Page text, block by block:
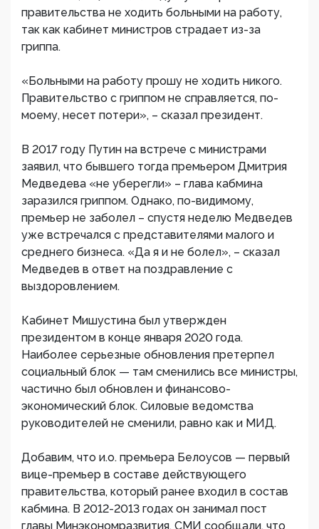
правительства не ходить больными на работу,
так как кабинет министров страдает из-за
гриппа.
«Больными на работу прошу не ходить никого.
Правительство с гриппом не справляется, по-
моему, несет потери», – сказал президент.
В 2017 году Путин на встрече с министрами
заявил, что бывшего тогда премьером Дмитрия
Медведева «не уберегли» – глава кабмина
заразился гриппом. Однако, по-видимому,
премьер не заболел – спустя неделю Медведев
уже встречался с представителями малого и
среднего бизнеса. «Да я и не болел», – сказал
Медведев в ответ на поздравление с
выздоровлением.
Кабинет Мишустина был утвержден
президентом в конце января 2020 года.
Наиболее серьезные обновления претерпел
социальный блок — там сменились все министры,
частично был обновлен и финансово-
экономический блок. Силовые ведомства
руководителей не сменили, равно как и МИД.
Добавим, что и.о. премьера Белоусов — первый
вице-премьер в составе действующего
правительства, который ранее входил в состав
кабмина. В 2012-2013 годах он занимал пост
главы Минэкономразвития. СМИ сообщали, что